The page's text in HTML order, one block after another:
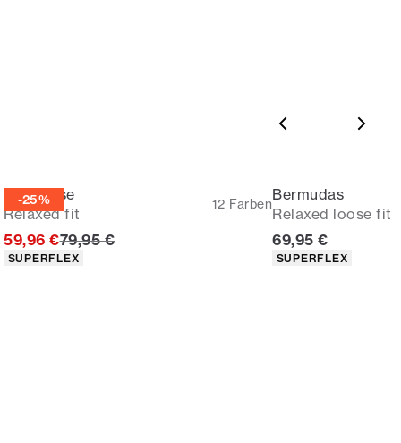
-25%
Stoffhose
Relaxed fit
12 Farben
59,96 €Ursprünglicher Preis
79,95 €
Produkteigenschaften
SUPERFLEX
Bermudas
Relaxed loose fit
Preis
69,95 €
SUPERFLEX